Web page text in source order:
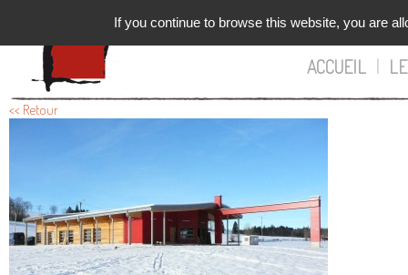
ACCUEIL |
<< Retour
If you continue to browse this website, you are